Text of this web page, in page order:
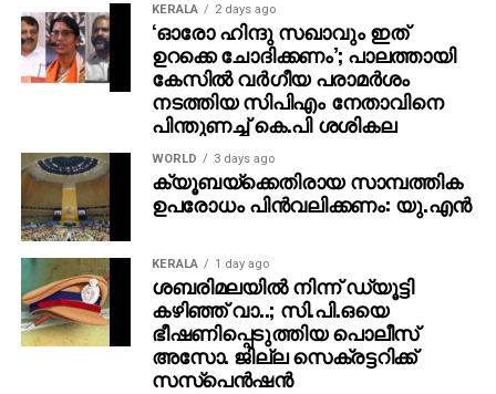
KERALA 2 days ago
‘ഓരോ ഹിന്ദു സഖാവും ഇത്
ഉറക്കെ ചോദിക്കണം’; പാലത്തായി
കേസിൽ വർഗീയ പരാമർശം
നടത്തിയ സിപിഎം നേതാവിനെ
പിന്തുണച്ച് കെ.പി ശശികല
WORLD 3 days ago
ക്യൂബയ്ക്കെതിരായ സാമ്പത്തിക
ഉപരോധം പിന്‍വലിക്കണം: യു.എന്‍
KERALA 1 day ago
ശബരിമലയില്‍ നിന്ന് ഡ്യൂട്ടി
കഴിഞ്ഞ് വാ..; സി.പി.ഒയെ
ഭീഷണിപ്പെടുത്തിയ പൊലീസ്
അസോ. ജില്ല സെക്രട്ടറിക്ക്
സസ്‌പെന്‍ഷന്‍